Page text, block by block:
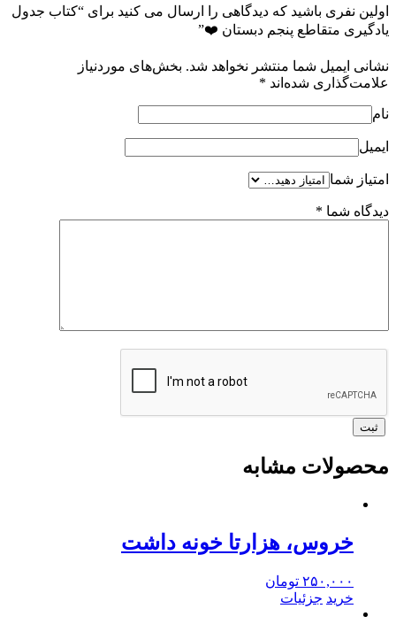
اولین نفری باشید که دیدگاهی را ارسال می کنید برای “کتاب جدول
یادگیری متقاطع پنجم دبستان ❤️”
نشانی ایمیل شما منتشر نخواهد شد. بخش‌های موردنیاز
علامت‌گذاری شده‌اند *
نام
ایمیل
امتیاز شما
دیدگاه شما *
محصولات مشابه
خروس، هزارتا خونه داشت
۲۵۰,۰۰۰ تومان
خرید جزئیات